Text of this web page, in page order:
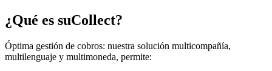
¿Qué es suCollect?
Óptima gestión de cobros: nuestra solución multicompañía,
multilenguaje y multimoneda, permite: